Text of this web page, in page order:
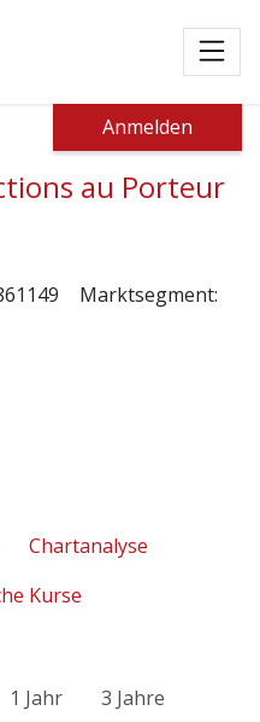
Anmelden
au Porteur
Marktsegment:
Chartanalyse
Kurse
1 Jahr
3 Jahre